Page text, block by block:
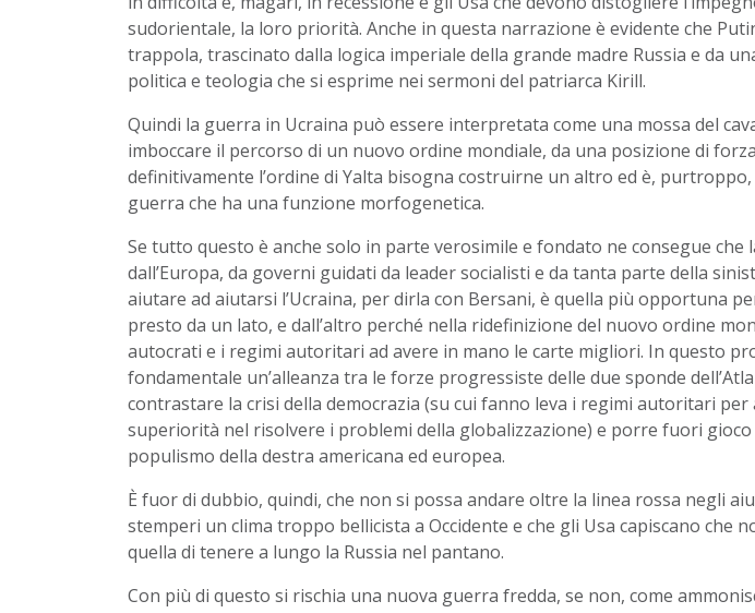
sudorientale, la loro priorità. Anche in questa narrazione è evidente che
trappola, trascinato dalla logica imperiale della grande madre Russia e da
politica e teologia che si esprime nei sermoni del patriarca Kirill.
Quindi la guerra in Ucraina può essere interpretata come una mossa del
imboccare il percorso di un nuovo ordine mondiale, da una posizione di
definitivamente l’ordine di Yalta bisogna costruirne un altro ed è, purtroppo,
guerra che ha una funzione morfogenetica.
Se tutto questo è anche solo in parte verosimile e fondato ne consegue che
dall’Europa, da governi guidati da leader socialisti e da tanta parte della
aiutare ad aiutarsi l’Ucraina, per dirla con Bersani, è quella più opportuna
presto da un lato, e dall’altro perché nella ridefinizione del nuovo ordine
autocrati e i regimi autoritari ad avere in mano le carte migliori. In questo
fondamentale un’alleanza tra le forze progressiste delle due sponde
contrastare la crisi della democrazia (su cui fanno leva i regimi autoritari
superiorità nel risolvere i problemi della globalizzazione) e porre fuori
populismo della destra americana ed europea.
È fuor di dubbio, quindi, che non si possa andare oltre la linea rossa negli
stemperi un clima troppo bellicista a Occidente e che gli Usa capiscano che
quella di tenere a lungo la Russia nel pantano.
Con più di questo si rischia una nuova guerra fredda, se non, come